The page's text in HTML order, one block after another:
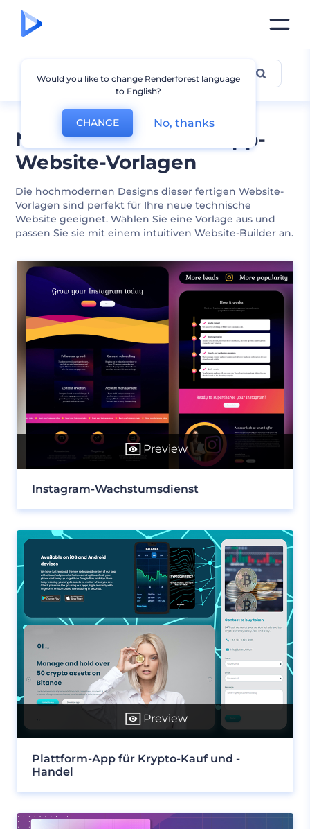
Moderne Tech- und App-
Website-Vorlagen
Die hochmodernen Designs dieser fertigen Website-
Vorlagen sind perfekt für Ihre neue technische
Website geeignet. Wählen Sie eine Vorlage aus und
passen Sie sie mit einem intuitiven Website-Builder an.
Technik und App
Preview
Instagram-Wachstumsdienst
Preview
Plattform-App für Krypto-Kauf und -
Handel
Would you like to change Renderforest language
to English?
CHANGE No, thanks